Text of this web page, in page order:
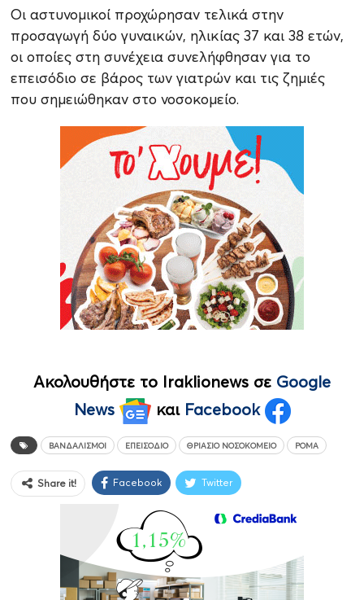
Οι αστυνομικοί προχώρησαν τελικά στην
προσαγωγή δύο γυναικών, ηλικίας 37 και 38 ετών,
οι οποίες στη συνέχεια συνελήφθησαν για το
επεισόδιο σε βάρος των γιατρών και τις ζημιές
που σημειώθηκαν στο νοσοκομείο.
Ακολουθήστε το Iraklionews σε Google
News
και Facebook
ΒΑΝΔΑΛΙΣΜΟΊ ΕΠΕΙΣΌΔΙΟ ΘΡΙΆΣΙΟ ΝΟΣΟΚΟΜΕΊΟ ΡΟΜΆ
Share it! Facebook Twitter